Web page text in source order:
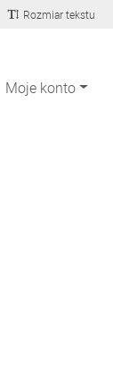
Rozmiar tekstu
Moje konto